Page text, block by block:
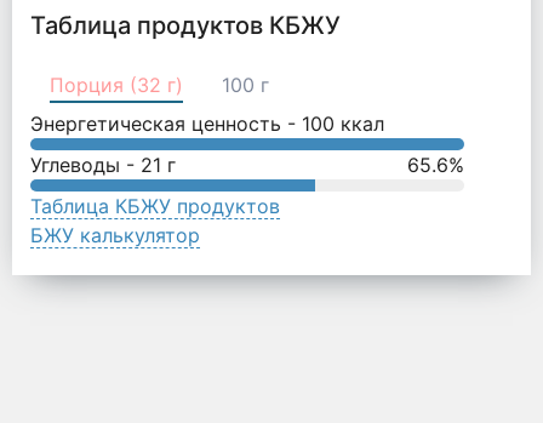
Таблица продуктов КБЖУ
Порция (32 г)
100 г
Энергетическая ценность - 100 ккал
Углеводы - 21 г 65.6%
Таблица КБЖУ продуктов
БЖУ калькулятор